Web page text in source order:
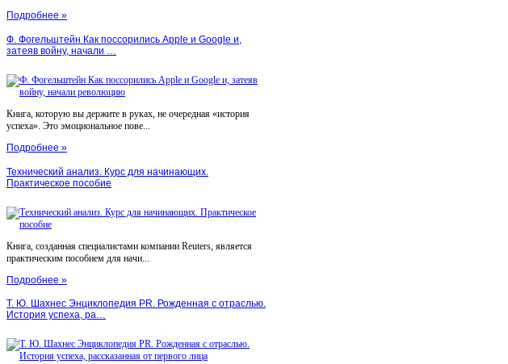
Подробнее »
Ф. Фогельштейн Как поссорились Apple и Google и,
затеяв войну, начали …
Книга, которую вы держите в руках, не очередная «история
успеха». Это эмоциональное пове...
Подробнее »
Технический анализ. Курс для начинающих.
Практическое пособие
Книга, созданная специалистами компании Reuters, является
практическим пособием для начи...
Подробнее »
Т. Ю. Шахнес Энциклопедия PR. Рожденная с отраслью.
История успеха, ра…